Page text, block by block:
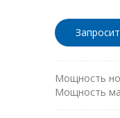
Мощность
Мощность